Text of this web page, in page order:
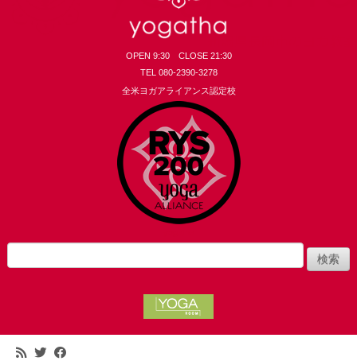
OPEN 9:30 CLOSE 21:30
TEL 080-2390-3278
全米ヨガアライアンス認定校
索: